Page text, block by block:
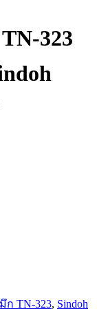
323
ก TN-323, Sindoh